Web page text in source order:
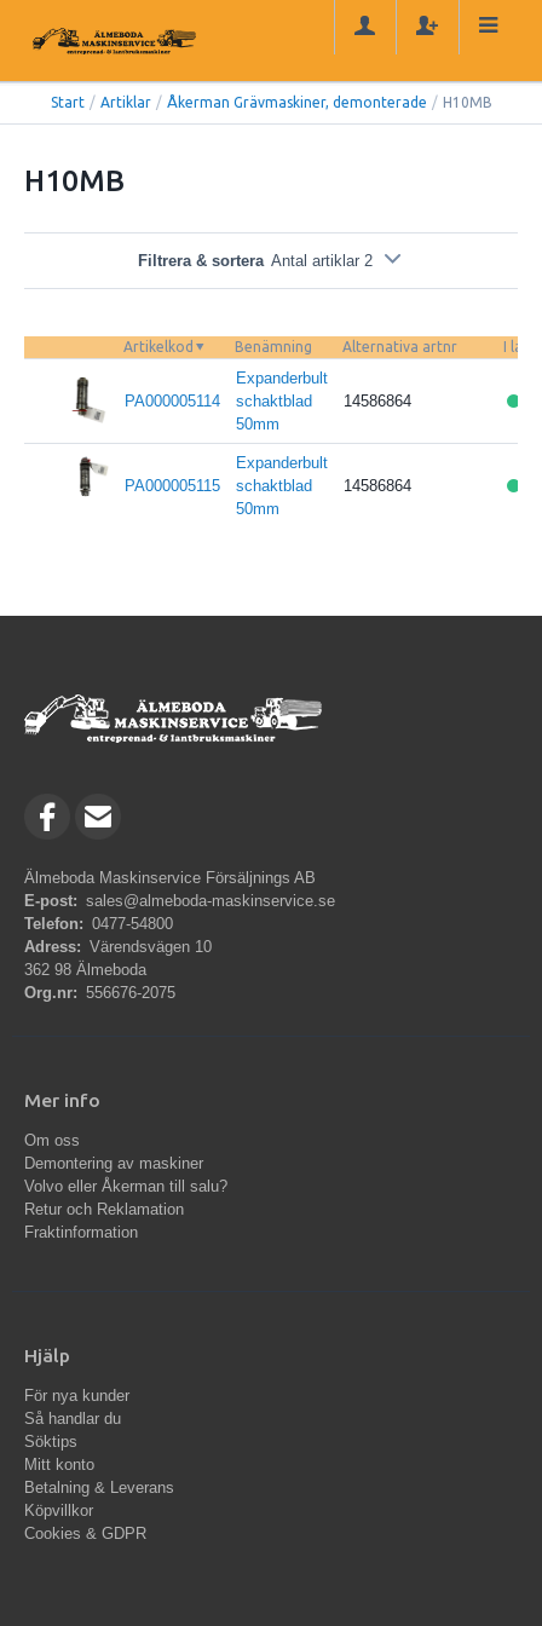
Start / Artiklar / Åkerman Grävmaskiner, demonterade / H10MB
H10MB
Filtrera & sortera Antal artiklar 2
Artikelkod Benämning Alternativa artnr I
PA000005114
Expanderbult
schaktblad
50mm
14586864
PA000005115
Expanderbult
schaktblad
50mm
14586864
Älmeboda Maskinservice Försäljnings AB
E-post: sales@almeboda-maskinservice.se
Telefon: 0477-54800
Adress: Värendsvägen 10
362 98 Älmeboda
Org.nr: 556676-2075
Mer info
Om oss
Demontering av maskiner
Volvo eller Åkerman till salu?
Retur och Reklamation
Fraktinformation
Hjälp
För nya kunder
Så handlar du
Söktips
Mitt konto
Betalning & Leverans
Köpvillkor
Cookies & GDPR